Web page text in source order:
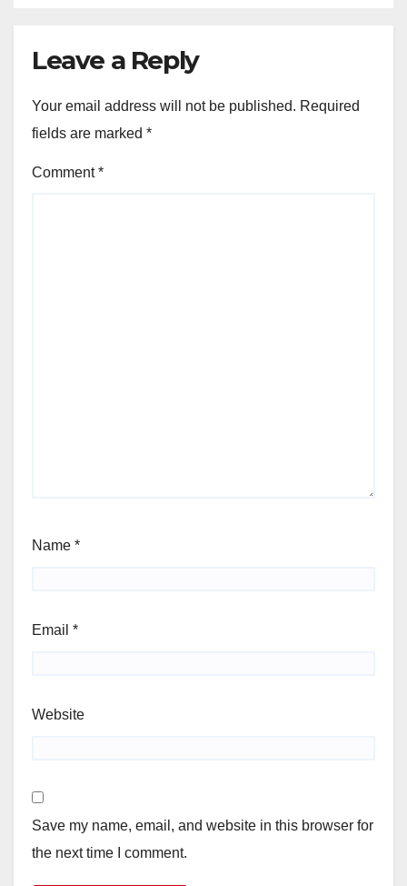
Leave a Reply
Your email address will not be published. Required
fields are marked *
Comment*
Name *
Email *
Website
Save my name, email, and website in this browser for
the next time I comment.